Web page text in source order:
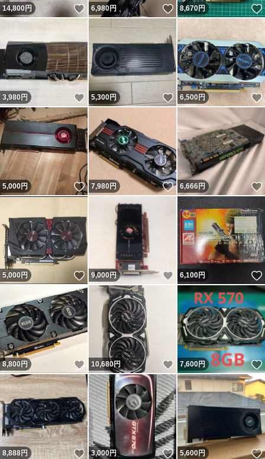
14,800円 いいね！
6,980円 いいね！
8,670円
3,980円 いいね！
5,300円 いいね！
6,500円
5,000円 いいね！
7,980円 いいね！
6,666円
5,000円 いいね！
9,000円 いいね！
6,100円
8,800円 いいね！
10,680円 いいね！
7,600円
8,888円 いいね！
3,000円 いいね！
5,600円